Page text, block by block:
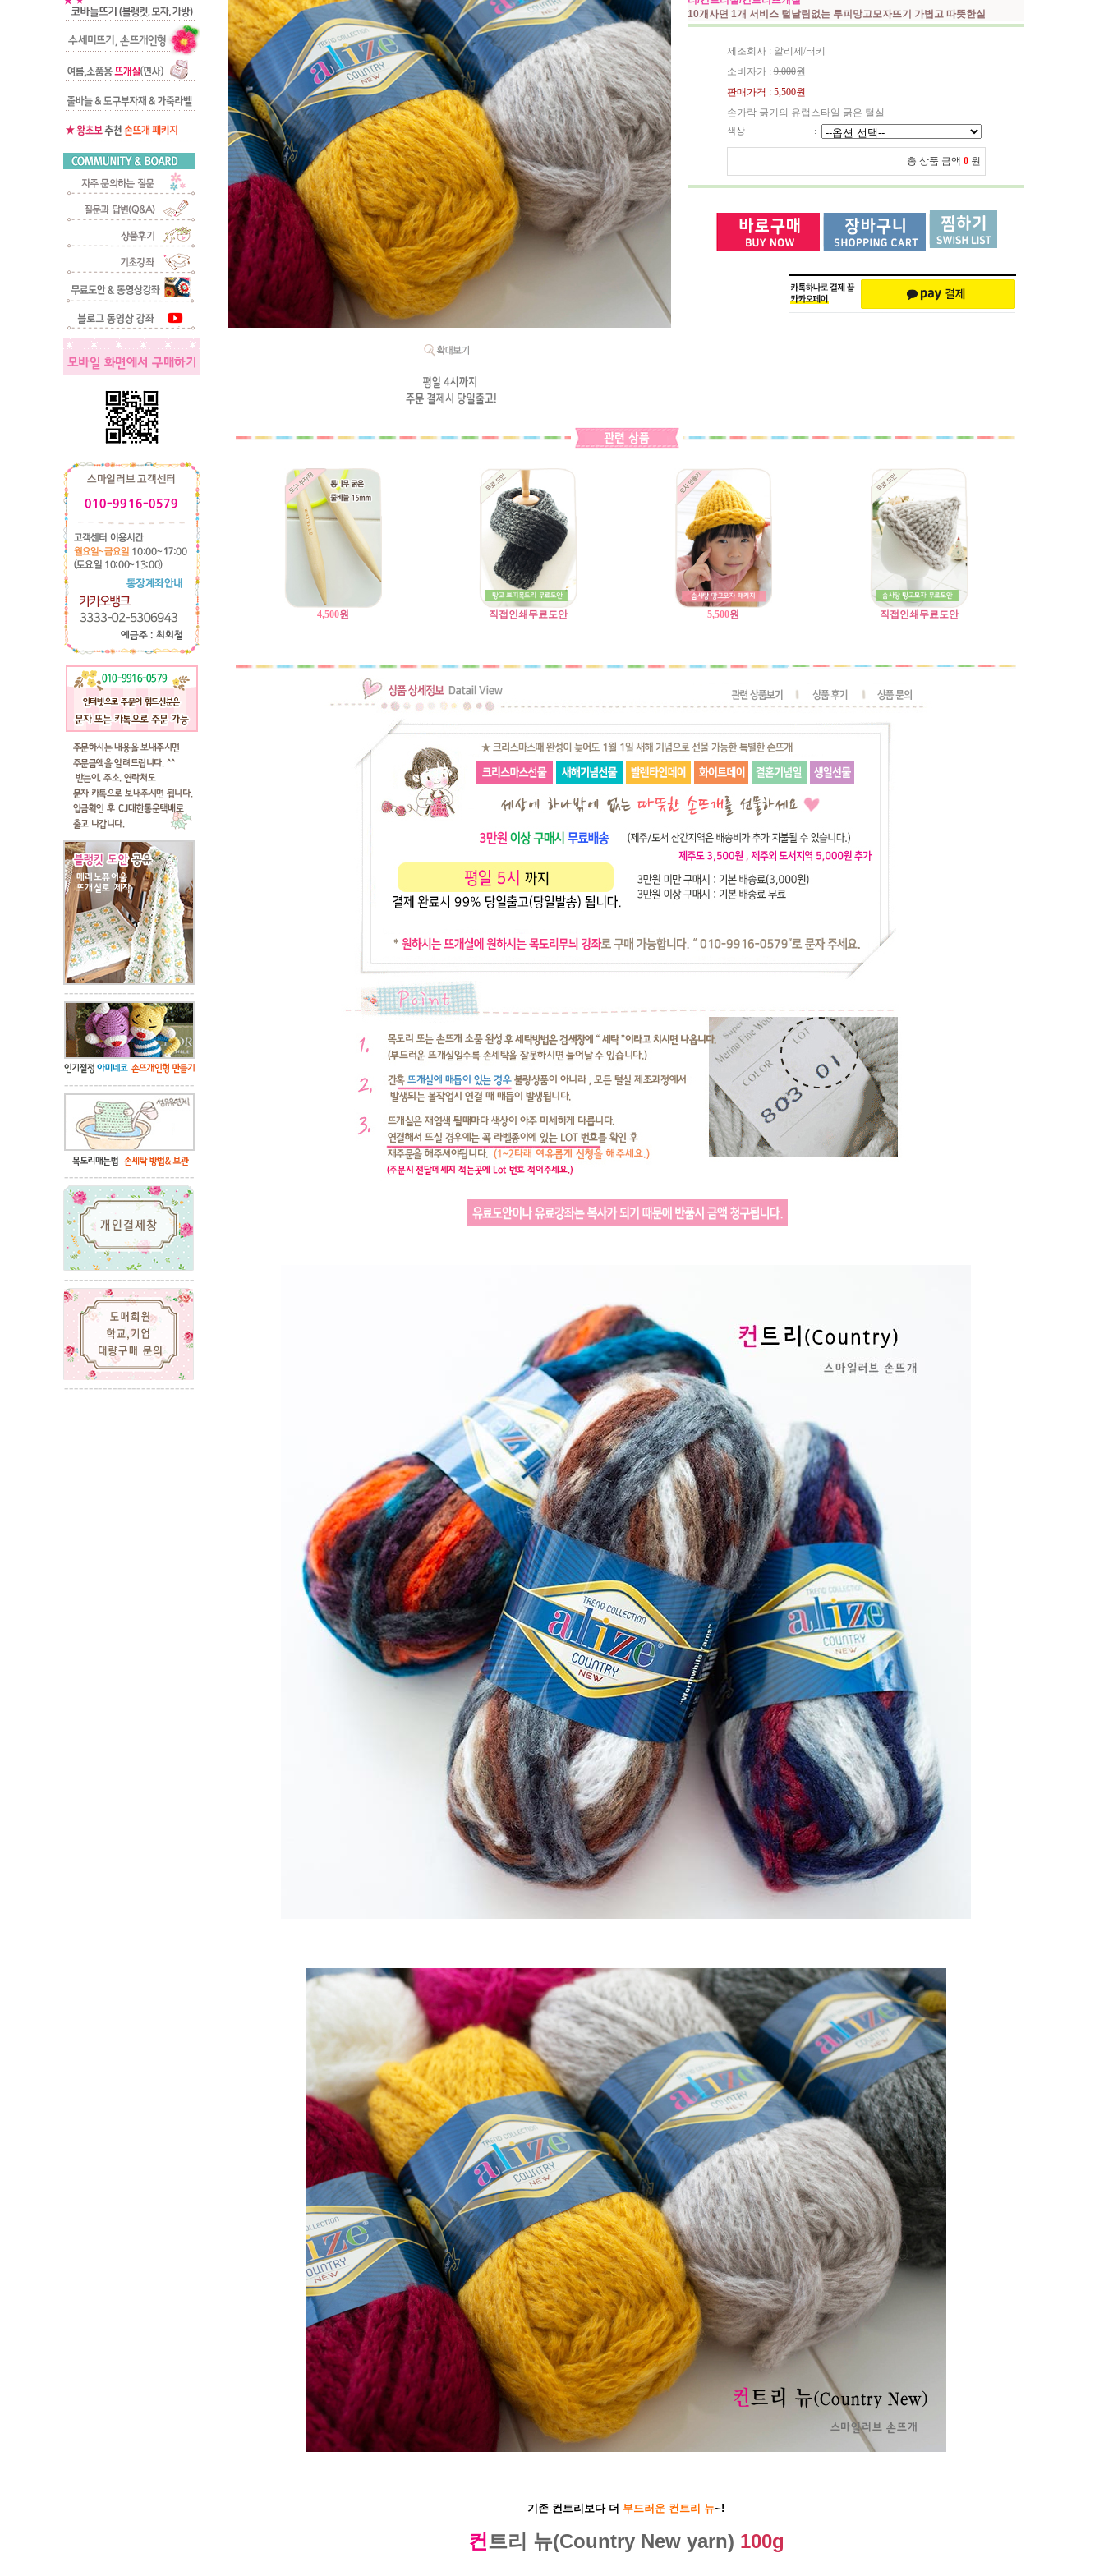
10개사면 1개 서비스 털날림없는 루피망고모자뜨기 가볍고 따뜻한실
제조회사 : 알리제/터키
소비자가 :9,000원
판매가격 : 5,500원
손가락 굵기의 유럽스타일 굵은 털실
색상 :
총 상품 금액 0 원
4,500원 직접인쇄무료도안 5,500원 직접인쇄무료도안
기존 컨트리보다 더 부드러운 컨트리 뉴~!
컨트리 뉴(Country New yarn) 100g